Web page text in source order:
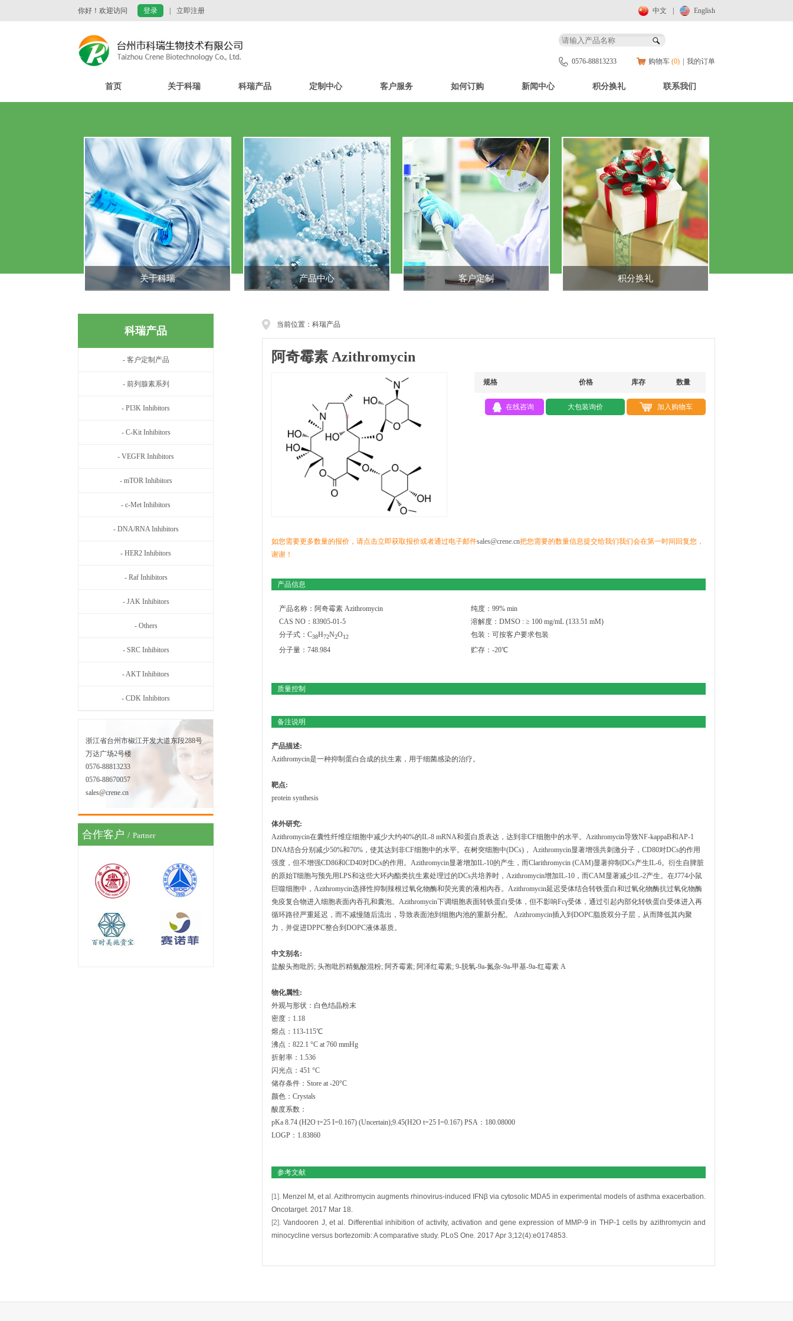
你好！欢迎访问 登录 立即注册 中文 English
0576-88813233 购物车 (0) 我的订单
首页 关于科瑞 科瑞产品 定制中心 客户服务 如何订购 新闻中心 积分换礼 联系我们
关于科瑞 产品中心 客户定制 积分换礼
科瑞产品
- 客户定制产品
- 前列腺素系列
- PI3K Inhibitors
- C-Kit Inhibitors
- VEGFR Inhibitors
- mTOR Inhibitors
- c-Met Inhibitors
- DNA/RNA Inhibitors
- HER2 Inhibitors
- Raf Inhibitors
- JAK Inhibitors
- Others
- SRC Inhibitors
- AKT Inhibitors
- CDK Inhibitors
浙江省台州市椒江开发大道东段288号
万达广场2号楼
0576-88813233
0576-88670057
sales@crene.cn
合作客户 / Partner
当前位置：科瑞产品
阿奇霉素 Azithromycin
规格 价格 库存 数量
在线咨询 大包装询价 加入购物车
如您需要更多数量的报价，请点击立即获取报价或者通过电子邮件sales@crene.cn把您需要的数量信息提交给我们我们会在第一时间回复您，
谢谢！
产品信息
产品名称：阿奇霉素 Azithromycin
纯度：99% min
CAS NO：83905-01-5
溶解度：DMSO : ≥ 100 mg/mL (133.51 mM)
分子式：C38H72N2O12
包装：可按客户要求包装
分子量：748.984
贮存：-20℃
质量控制
备注说明
产品描述:
Azithromycin是一种抑制蛋白合成的抗生素，用于细菌感染的治疗。
靶点:
protein synthesis
体外研究:
Azithromycin在囊性纤维症细胞中减少大约40%的IL-8 mRNA和蛋白质表达，达到非CF细胞中的水平。Azithromycin导致NF-kappaB和AP-1
DNA结合分别减少50%和70%，使其达到非CF细胞中的水平。在树突细胞中(DCs)， Azithromycin显著增强共刺激分子，CD80对DCs的作用
强度，但不增强CD86和CD40对DCs的作用。Azithromycin显著增加IL-10的产生，而Clarithromycin (CAM)显著抑制DCs产生IL-6。衍生自脾脏
的原始T细胞与预先用LPS和这些大环内酯类抗生素处理过的DCs共培养时，Azithromycin增加IL-10，而CAM显著减少IL-2产生。在J774小鼠
巨噬细胞中，Azithromycin选择性抑制辣根过氧化物酶和荧光黄的液相內吞。Azithromycin延迟受体结合转铁蛋白和过氧化物酶抗过氧化物酶
免疫复合物进入细胞表面內吞孔和囊泡。Azithromycin下调细胞表面转铁蛋白受体，但不影响Fcγ受体，通过引起内部化转铁蛋白受体进入再
循环路径严重延迟，而不减慢随后流出，导致表面池到细胞内池的重新分配。 Azithromycin插入到DOPC脂质双分子层，从而降低其内聚
力，并促进DPPC整合到DOPC液体基质。
中文别名:
盐酸头孢吡肟; 头孢吡肟精氨酸混粉; 阿齐霉素; 阿泽红霉素; 9-脱氧-9a-氮杂-9a-甲基-9a-红霉素 A
物化属性:
外观与形状：白色结晶粉末
密度：1.18
熔点：113-115℃
沸点：822.1 °C at 760 mmHg
折射率：1.536
闪光点：451 °C
储存条件：Store at -20°C
颜色：Crystals
酸度系数：
pKa 8.74 (H2O t=25 I=0.167) (Uncertain);9.45(H2O t=25 I=0.167) PSA：180.08000
LOGP：1.83860
参考文献
[1]. Menzel M, et al. Azithromycin augments rhinovirus-induced IFNβ via cytosolic MDA5 in experimental models of asthma exacerbation.
Oncotarget. 2017 Mar 18.
[2]. Vandooren J, et al. Differential inhibition of activity, activation and gene expression of MMP-9 in THP-1 cells by azithromycin and
minocycline versus bortezomib: A comparative study. PLoS One. 2017 Apr 3;12(4):e0174853.